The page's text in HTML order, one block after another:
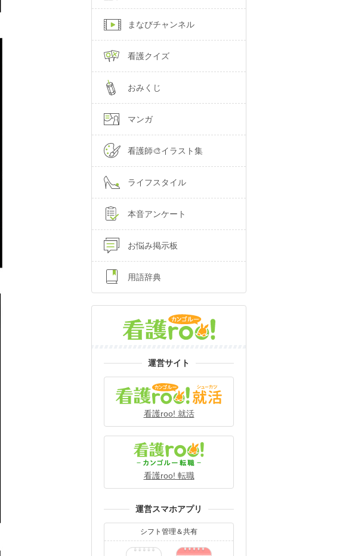
まなびチャンネル
看護クイズ
おみくじ
マンガ
看護師🎨イラスト集
ライフスタイル
本音アンケート
お悩み掲示板
用語辞典
運営サイト
看護roo! 就活
看護roo! 転職
運営スマホアプリ
シフト管理＆共有